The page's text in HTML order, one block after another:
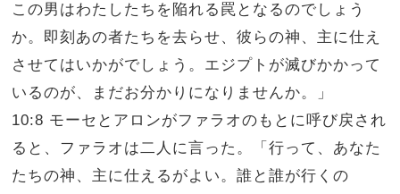
この男はわたしたちを陥れる罠となるのでしょう
か。即刻あの者たちを去らせ、彼らの神、主に仕え
させてはいかがでしょう。エジプトが滅びかかって
いるのが、まだお分かりになりませんか。」
10:8 モーセとアロンがファラオのもとに呼び戻され
ると、ファラオは二人に言った。「行って、あなた
たちの神、主に仕えるがよい。誰と誰が行くの